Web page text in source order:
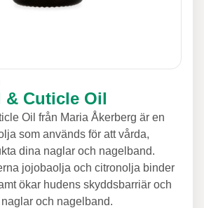
& Cuticle Oil
Oil från Maria Åkerberg är en
som används för att vårda,
dina naglar och nagelband.
jojobaolja och citronolja binder
ökar hudens skyddsbarriär och
och nagelband.